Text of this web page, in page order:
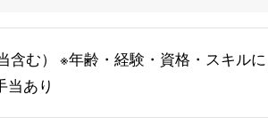
む） ※年齢・経験・資格・スキル
当あり